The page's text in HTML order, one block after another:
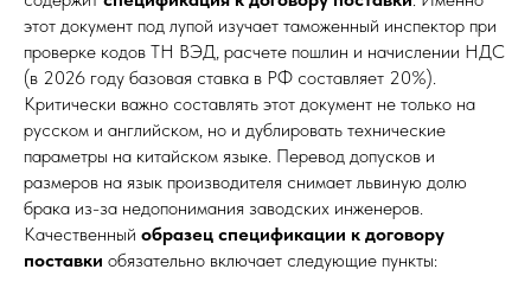
этот документ под лупой изучает таможенный инспектор при
проверке кодов ТН ВЭД, расчете пошлин и начислении НДС
(в 2026 году базовая ставка в РФ составляет 20%).
Критически важно составлять этот документ не только на
русском и английском, но и дублировать технические
параметры на китайском языке. Перевод допусков и
размеров на язык производителя снимает львиную долю
брака из-за недопонимания заводских инженеров.
Качественный образец спецификации к договору
поставки обязательно включает следующие пункты: